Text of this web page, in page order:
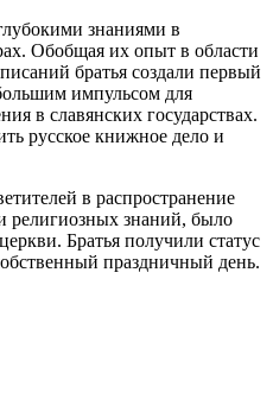
знаниями в
Обобщая их опыт в области
братья создали первый
импульсом для
в славянских государствах.
русское книжное дело и
в распространение
религиозных знаний, было
Братья получили статус
праздничный день.